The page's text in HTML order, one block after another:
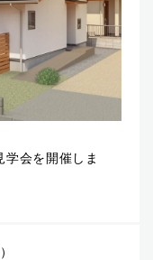
会を開催しま